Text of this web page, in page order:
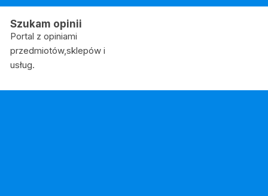
Skip
content
Szukam opinii
Portal z opiniami
przedmiotów,sklepów i
usług.